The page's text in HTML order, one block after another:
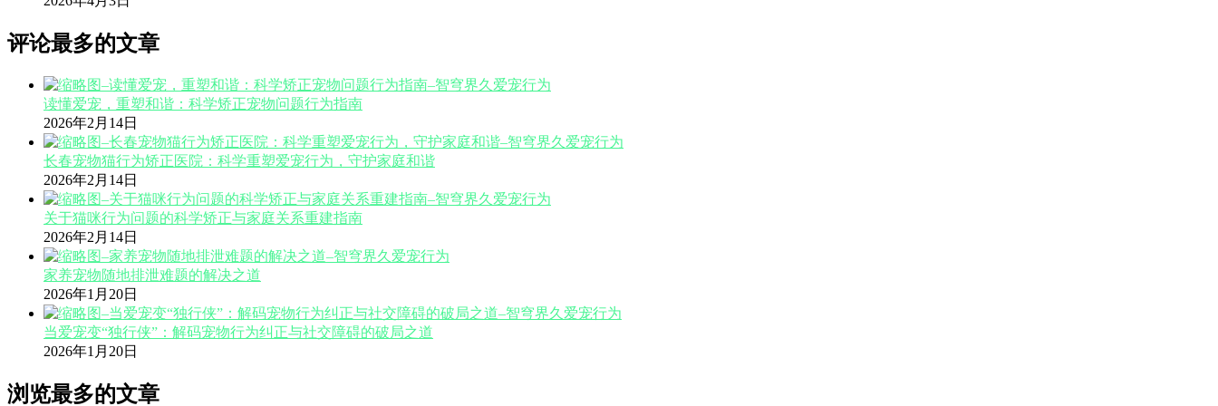
评论最多的文章
读懂爱宠，重塑和谐：科学矫正宠物问题行为指南
2026年2月14日
长春宠物猫行为矫正医院：科学重塑爱宠行为，守护家庭和谐
2026年2月14日
关于猫咪行为问题的科学矫正与家庭关系重建指南
2026年2月14日
家养宠物随地排泄难题的解决之道
2026年1月20日
当爱宠变“独行侠”：解码宠物行为纠正与社交障碍的破局之道
2026年1月20日
浏览最多的文章